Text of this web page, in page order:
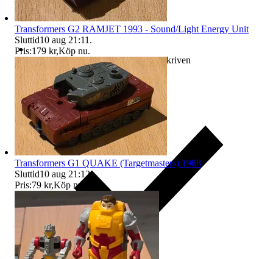
Ersättning om varan inte är som beskriven
Transformers G2 RAMJET 1993 - Sound/Light Energy Unit
Sluttid10 aug 21:11 .
Pris:179 kr,Köp nu.
Transformers G1 QUAKE (Targetmasters) 1988
Sluttid10 aug 21:12.
Pris:79 kr,Köp nu